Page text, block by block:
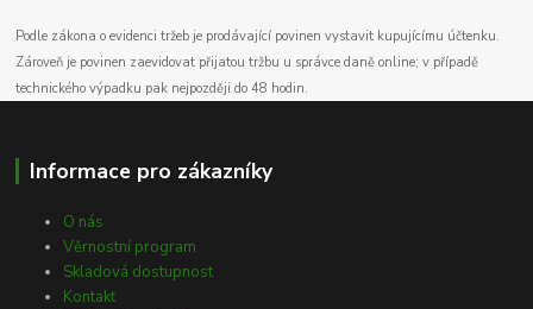
Podle zákona o evidenci tržeb je prodávající povinen vystavit kupujícímu účtenku.
Zároveň je povinen zaevidovat přijatou tržbu u správce daně online; v případě
technického výpadku pak nejpozději do 48 hodin.
Informace pro zákazníky
O nás
Věrnostní program
Skladová dostupnost
Kontakt